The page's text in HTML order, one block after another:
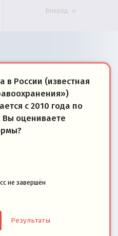
Вперёд
России (известная
с 2010 года по
Вы оцениваете
не завершён
Результаты